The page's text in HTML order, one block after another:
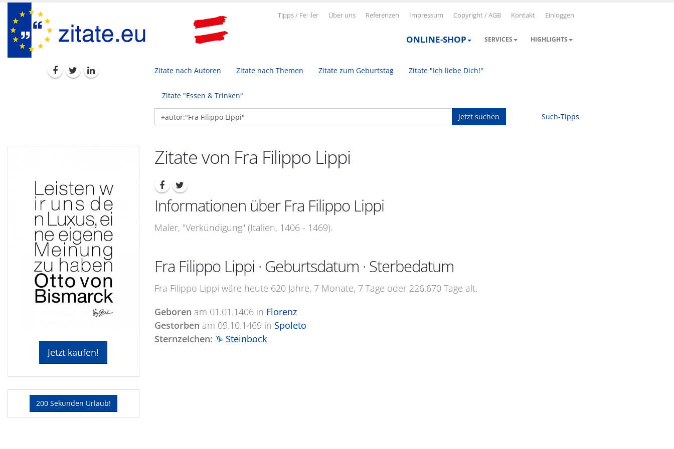
Tipps / Fe ler Über uns Referenzen Impressum Copyright / AGB Kontakt Einloggen
ONLINE-SHOP SERVICES HIGHLIGHTS
Zitate nach Autoren Zitate nach Themen Zitate zum Geburtstag Zitate "Ich liebe Dich!"
Zitate "Essen & Trinken"
Jetzt suchen Such-Tipps
Jetzt kaufen!
200 Sekunden Urlaub!
Zitate von Fra Filippo Lippi
Informationen über Fra Filippo Lippi
Maler, "Verkündigung" (Italien, 1406 - 1469).
Fra Filippo Lippi · Geburtsdatum · Sterbedatum
Fra Filippo Lippi wäre heute 620 Jahre, 7 Monate, 7 Tage oder 226.670 Tage alt.
Geboren am 01.01.1406in Florenz
Gestorben am 09.10.1469 in Spoleto
Sternzeichen: ♑ Steinbock